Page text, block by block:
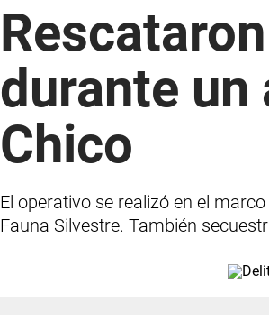
durante un
Chico
El operativo se realizó en el
Fauna Silvestre. También